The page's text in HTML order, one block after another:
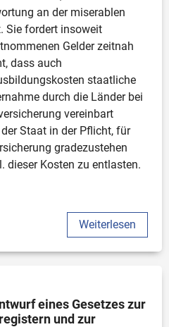
an der miserablen
Sie fordert insoweit
Gelder zeitnah
dass auch
staatliche
durch die Länder bei
vereinbart
Staat in der Pflicht, für
gradezustehen
dieser Kosten zu entlasten.
Weiterlesen
eines Gesetzes zur
und zur